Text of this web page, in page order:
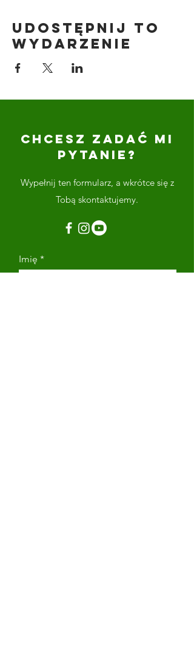
Udostępnij to
wydarzenie
CHCESZ ZADAĆ MI
PYTANIE?
Wypełnij ten formularz, a wkrótce się z
Tobą skontaktujemy.
Imię